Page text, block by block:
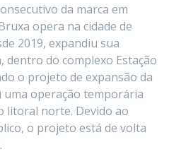
da marca em
opera na cidade de
2019, expandiu sua
dentro do complexo Estação
o projeto de expansão da
uma operação temporária
litoral norte. Devido ao
o projeto está de volta